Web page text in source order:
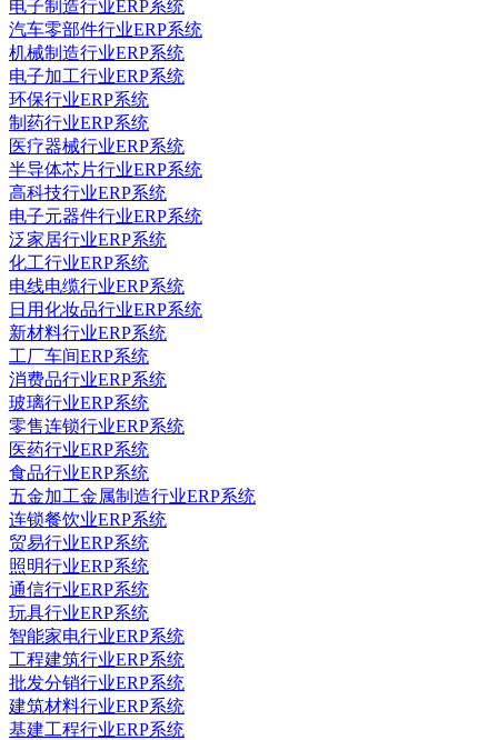
电子制造行业ERP系统
汽车零部件行业ERP系统
机械制造行业ERP系统
电子加工行业ERP系统
环保行业ERP系统
制药行业ERP系统
医疗器械行业ERP系统
半导体芯片行业ERP系统
高科技行业ERP系统
电子元器件行业ERP系统
泛家居行业ERP系统
化工行业ERP系统
电线电缆行业ERP系统
日用化妆品行业ERP系统
新材料行业ERP系统
工厂车间ERP系统
消费品行业ERP系统
玻璃行业ERP系统
零售连锁行业ERP系统
医药行业ERP系统
食品行业ERP系统
五金加工金属制造行业ERP系统
连锁餐饮业ERP系统
贸易行业ERP系统
照明行业ERP系统
通信行业ERP系统
玩具行业ERP系统
智能家电行业ERP系统
工程建筑行业ERP系统
批发分销行业ERP系统
建筑材料行业ERP系统
基建工程行业ERP系统